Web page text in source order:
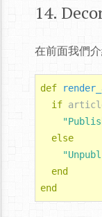
14.
在前面我們
def
if
else
end
end